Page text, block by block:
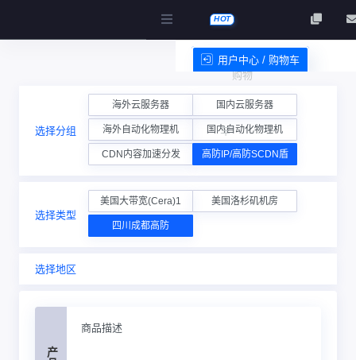
HOT
购物
车
用户中心 / 购物车
服务条款
选择分组
海外云服务器 国内云服务器
海外自动化物理机 国内自动化物理机
CDN内容加速分发 高防IP/高防SCDN盾
选择类型
美国大带宽(Cera)1 美国洛杉矶机房
四川成都高防
选择地区
商品描述